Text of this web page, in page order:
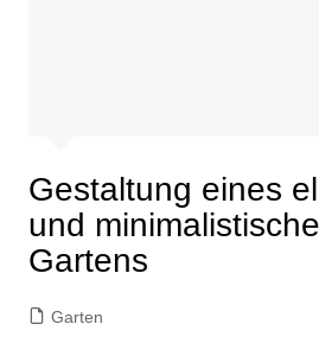
Gestaltung eines
und
Gartens
Garten